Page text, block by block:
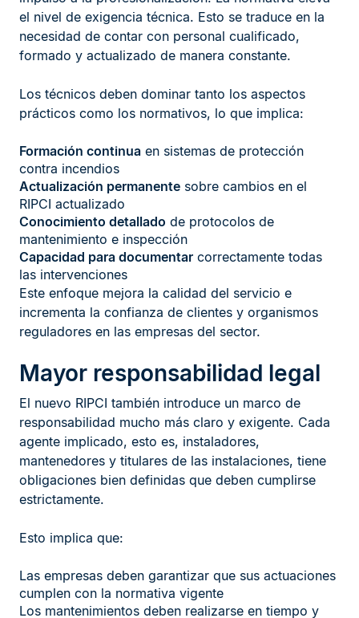
el nivel de exigencia técnica. Esto se traduce en la
necesidad de contar con personal cualificado,
formado y actualizado de manera constante.
Los técnicos deben dominar tanto los aspectos
prácticos como los normativos, lo que implica:
Formación continua en sistemas de protección
contra incendios
Actualización permanente sobre cambios en el
RIPCI actualizado
Conocimiento detallado de protocolos de
mantenimiento e inspección
Capacidad para documentar correctamente todas
las intervenciones
Este enfoque mejora la calidad del servicio e
incrementa la confianza de clientes y organismos
reguladores en las empresas del sector.
Mayor responsabilidad legal
El nuevo RIPCI también introduce un marco de
responsabilidad mucho más claro y exigente. Cada
agente implicado, esto es, instaladores,
mantenedores y titulares de las instalaciones, tiene
obligaciones bien definidas que deben cumplirse
estrictamente.
Esto implica que:
Las empresas deben garantizar que sus actuaciones
cumplen con la normativa vigente
Los mantenimientos deben realizarse en tiempo y